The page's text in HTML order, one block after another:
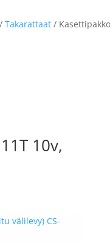
Takarattaat/
10v,